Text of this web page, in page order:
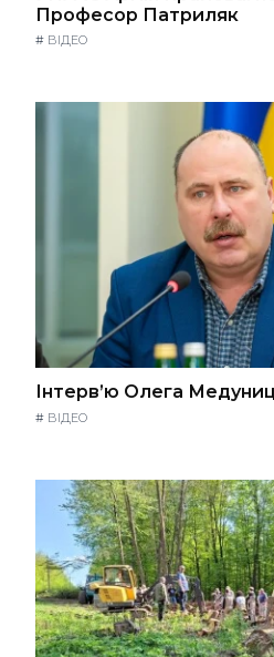
Професор Патриляк
# ВІДЕО
Інтерв’ю Олега
# ВІДЕО